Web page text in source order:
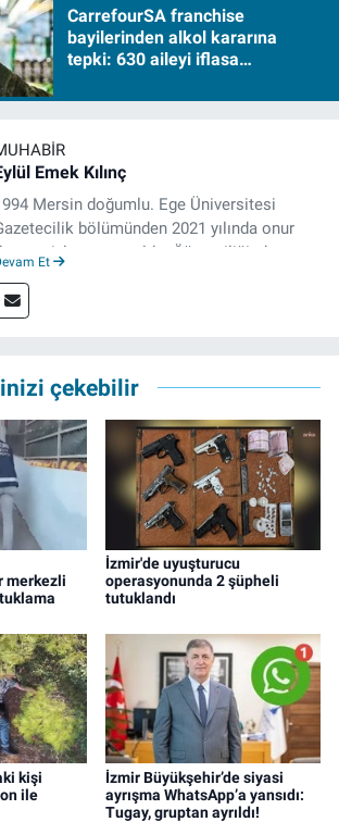
CarrefourSA franchise
bayilerinden alkol kararına
tepki: 630 aileyi iflasa
Emek Kılınç
Mersin doğumlu. Ege Üniversitesi
bölümünden 2021 yılında onur
mezun oldu. Öğrenciliğinde
deneyimin dışında kapatılana kadar Artı TV
TELE1 TV Ankara bürolarında editör ve
Et
çekebilir
merkezli
İzmir'de uyuşturucu
operasyonunda 2 şüpheli
tutuklandı
kişi
ile
İzmir Büyükşehir’de siyasi
ayrışma WhatsApp’a yansıdı:
Tugay, gruptan ayrıldı!